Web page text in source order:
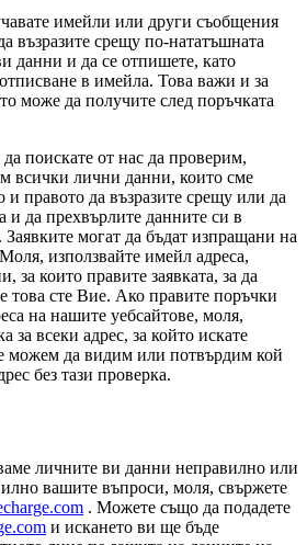
имейли или други съобщения
възразите срещу по-нататъшната
данни и да се отпишете, като
отписване в имейла. Това важи и за
може да получите след поръчката
поискате от нас да проверим,
всички лични данни, които сме
и правото да възразите срещу или да
и да прехвърлите данните си в
могат да бъдат изпращани на
използвайте имейл адреса,
за които правите заявката, за да
това сте Вие. Ако правите поръчки
на нашите уебсайтове, моля,
за всеки адрес, за който искате
можем да видим или потвърдим кой
без тази проверка.
личните ви данни неправилно или
вашите въпроси, моля, свържете
. Можете също да подадете
и искането ви ще бъде